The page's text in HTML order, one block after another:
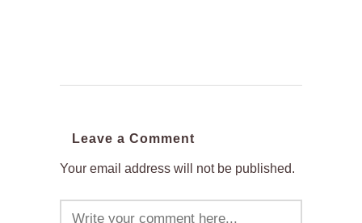
Leave a Comment
Your email address will not be published.